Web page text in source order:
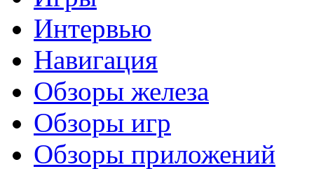
Интервью
Навигация
Обзоры железа
Обзоры игр
Обзоры приложений